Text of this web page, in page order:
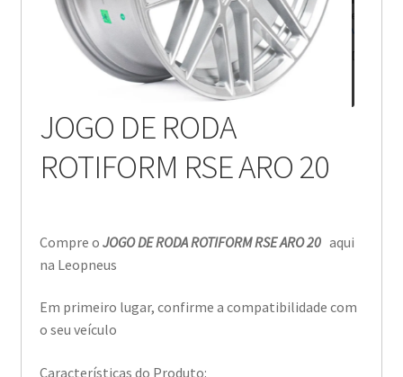
JOGO DE RODA
ROTIFORM RSE ARO 20
Compre o JOGO DE RODA ROTIFORM RSE ARO 20 aqui
na Leopneus
Em primeiro lugar, confirme a compatibilidade com
o seu veículo
Características do Produto: